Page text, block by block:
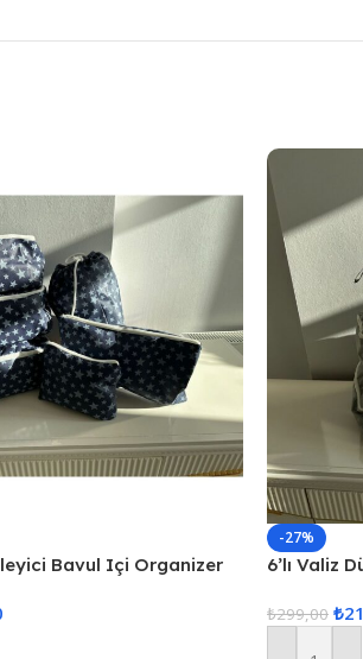
Bavul Içi Organizer
-27%
6’lı Valiz
₺299,00 ₺